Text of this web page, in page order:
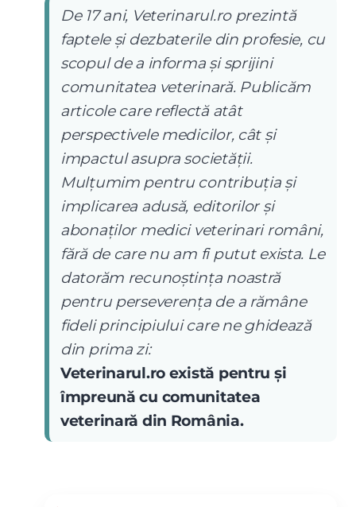
De 17 ani, Veterinarul.ro prezintă
faptele și dezbaterile din profesie, cu
scopul de a informa și sprijini
comunitatea veterinară. Publicăm
articole care reflectă atât
perspectivele medicilor, cât și
impactul asupra societății.
Mulțumim pentru contribuția și
implicarea adusă, editorilor și
abonaților medici veterinari români,
fără de care nu am fi putut exista. Le
datorăm recunoștința noastră
pentru perseverența de a rămâne
fideli principiului care ne ghidează
din prima zi:
Veterinarul.ro există pentru și
împreună cu comunitatea
veterinară din România.